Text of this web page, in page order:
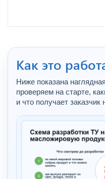
Как это
Ниже показана
проверяем на старте,
и что получает заказчик